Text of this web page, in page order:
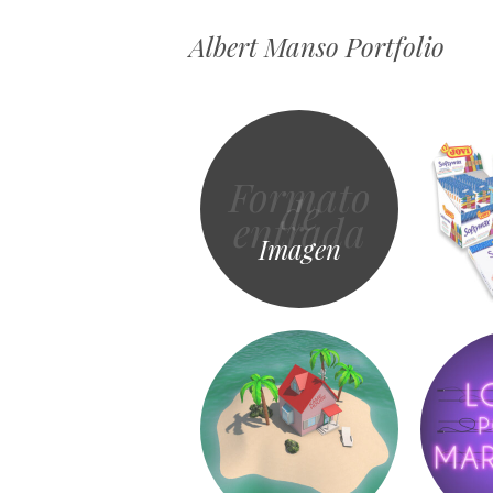
Albert Manso Portfolio
Formato
de
entrada
Imagen